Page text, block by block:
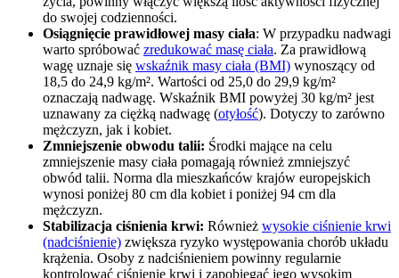
do swojej codzienności.
Osiągnięcie prawidłowej masy ciała: W przypadku nadwagi
warto spróbować zredukować masę ciała. Za prawidłową
wagę uznaje się wskaźnik masy ciała (BMI) wynoszący od
18,5 do 24,9 kg/m². Wartości od 25,0 do 29,9 kg/m²
oznaczają nadwagę. Wskaźnik BMI powyżej 30 kg/m² jest
uznawany za ciężką nadwagę (otyłość). Dotyczy to zarówno
mężczyzn, jak i kobiet.
Zmniejszenie obwodu talii: Środki mające na celu
zmniejszenie masy ciała pomagają również zmniejszyć
obwód talii. Norma dla mieszkańców krajów europejskich
wynosi poniżej 80 cm dla kobiet i poniżej 94 cm dla
mężczyzn.
Stabilizacja ciśnienia krwi: Również wysokie ciśnienie krwi
(nadciśnienie) zwiększa ryzyko występowania chorób układu
krążenia. Osoby z nadciśnieniem powinny regularnie
kontrolować ciśnienie krwi i zapobiegać jego wysokim